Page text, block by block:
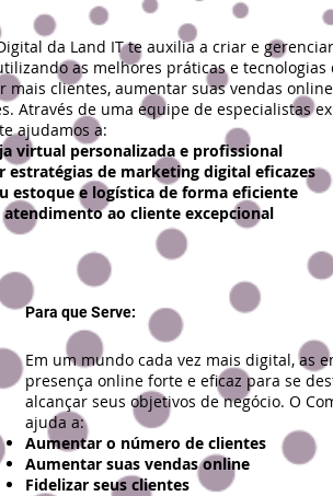
da Land IT te auxilia a criar e
as melhores práticas e tecnologias
mais clientes, aumentar suas vendas
Através de uma equipe de especialistas
ajudamos a:
virtual personalizada e profissional
estratégias de marketing digital eficazes
estoque e logística de forma eficiente
atendimento ao cliente excepcional
Para que Serve:
Em um mundo cada vez mais digital, as
presença online forte e eficaz para se
alcançar seus objetivos de negócio. O
ajuda a:
Aumentar o número de clientes
Aumentar suas vendas online
Fidelizar seus clientes